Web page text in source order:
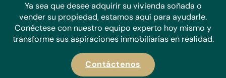
Ya sea que desee adquirir su vivienda soñada o
vender su propiedad, estamos aquí para ayudarle.
Conéctese con nuestro equipo experto hoy mismo y
transforme sus aspiraciones inmobiliarias en realidad.
Contáctenos